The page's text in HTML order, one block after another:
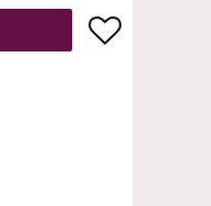
Lägg till i